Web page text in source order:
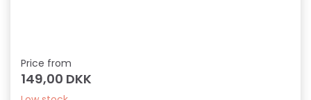
Price from
149,00 DKK